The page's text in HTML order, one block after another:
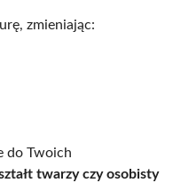
zmieniając:
do Twoich
twarzy czy osobisty